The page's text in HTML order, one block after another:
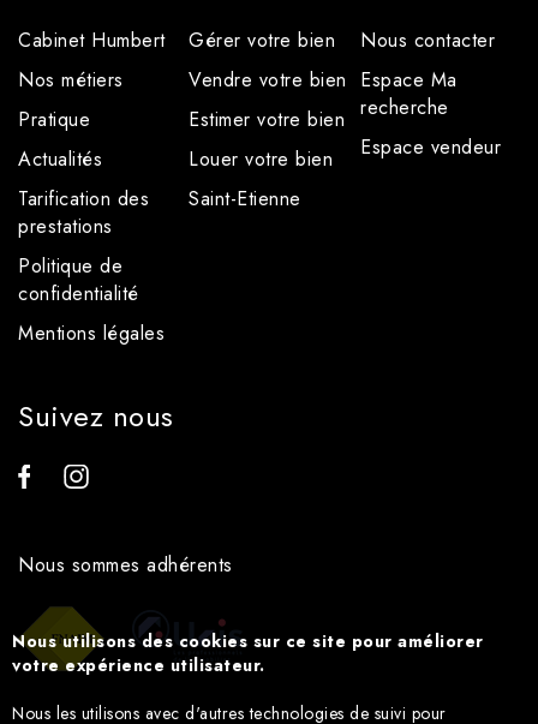
Cabinet Humbert
Nos métiers
Pratique
Actualités
Tarification des
prestations
Politique de
confidentialité
Mentions légales
Gérer votre bien
Vendre votre bien
Estimer votre bien
Louer votre bien
Saint-Etienne
Nous contacter
Espace Ma
recherche
Espace vendeur
Suivez nous
Nous sommes adhérents
Nous utilisons des cookies sur ce site pour améliorer
votre expérience utilisateur.
Nous les utilisons avec d'autres technologies de suivi pour